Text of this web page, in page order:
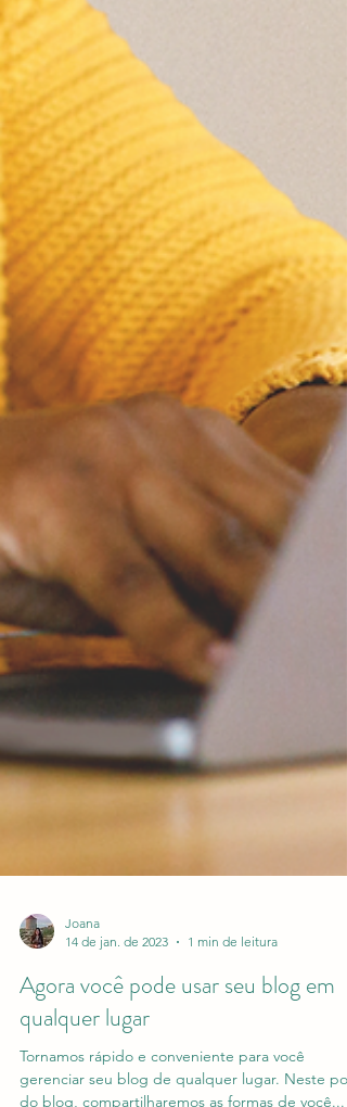
14 de jan. de 2023
1 min de leitura
Agora você pode usar seu blog em
qualquer lugar
Tornamos rápido e conveniente para você